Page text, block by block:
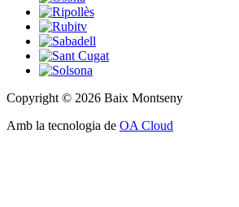
Copyright © 2026 Baix Montseny
Amb la tecnologia de OA Cloud